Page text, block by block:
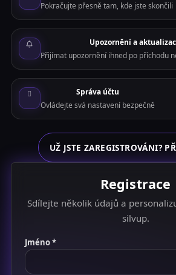
Pokračujte přesně tam, kde jste skončili
Upozornění a
Přijímat upozornění ihned po příchodu
Správa účtu
Ovládejte svá nastavení bezpečně
UŽ JSTE ZAREGISTROVÁNI?
Registrace
Sdílejte několik údajů a
silvup.
Jméno *